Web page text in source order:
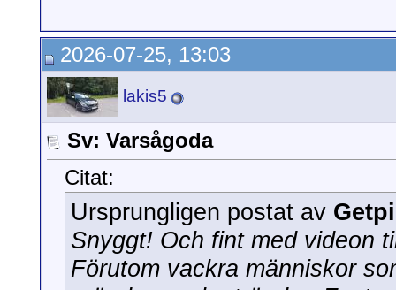
2026-07-25, 13:03
lakis5
Sv: Varsågoda
Citat:
Ursprungligen postat av
Snyggt! Och fint med videon
Förutom vackra människor